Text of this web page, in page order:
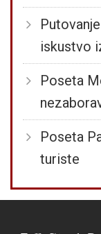
iskustvo
Poseta
Poseta
turiste